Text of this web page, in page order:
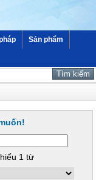
Sản phẩm
1 từ